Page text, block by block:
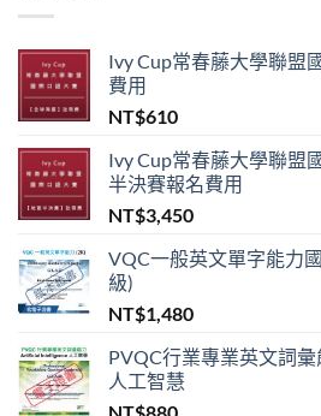
Ivy Cup常春藤大學聯盟
費用
NT$610
Ivy Cup常春藤大學聯盟
半決賽報名費用
NT$3,450
VQC一般英文單字能力
級)
NT$1,480
PVQC行業專業英文詞
人工智慧